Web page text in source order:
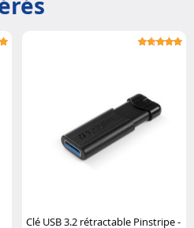
Clé USB 3.2 rétractable Pinstripe -